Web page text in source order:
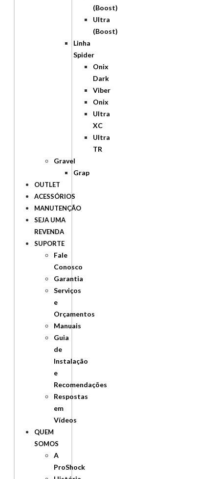
(Boost)
Ultra
(Boost)
Linha
Spider
Onix
Dark
Viber
Onix
Ultra
XC
Ultra
TR
Gravel
Grap
OUTLET
ACESSÓRIOS
MANUTENÇÃO
SEJA UMA
REVENDA
SUPORTE
Fale
Conosco
Garantia
Serviços
e
Orçamentos
Manuais
Guia
de
Instalação
e
Recomendações
Respostas
em
Vídeos
QUEM
SOMOS
A
ProShock